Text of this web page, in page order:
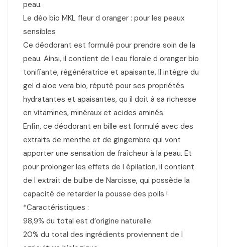
peau.
Le déo bio MKL fleur d oranger : pour les peaux
sensibles
Ce déodorant est formulé pour prendre soin de la
peau. Ainsi, il contient de l eau florale d oranger bio
tonifiante, régénératrice et apaisante. Il intègre du
gel d aloe vera bio, réputé pour ses propriétés
hydratantes et apaisantes, qu il doit à sa richesse
en vitamines, minéraux et acides aminés.
Enfin, ce déodorant en bille est formulé avec des
extraits de menthe et de gingembre qui vont
apporter une sensation de fraîcheur à la peau. Et
pour prolonger les effets de l épilation, il contient
de l extrait de bulbe de Narcisse, qui possède la
capacité de retarder la pousse des poils !
*Caractéristiques :
98,9% du total est d’origine naturelle.
20% du total des ingrédients proviennent de l